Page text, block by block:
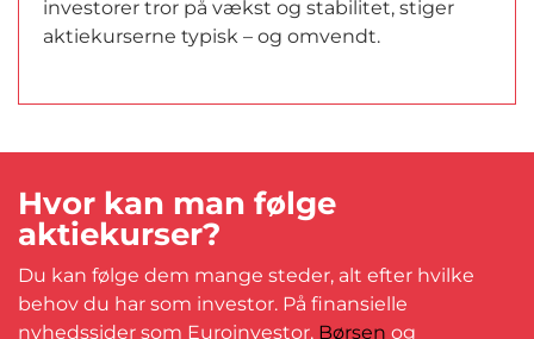
investorer tror på vækst og stabilitet, stiger
aktiekurserne typisk – og omvendt.
Hvor kan man følge
aktiekurser?
Du kan følge dem mange steder, alt efter hvilke
behov du har som investor. På finansielle
nyhedssider som Euroinvestor, Børsen og